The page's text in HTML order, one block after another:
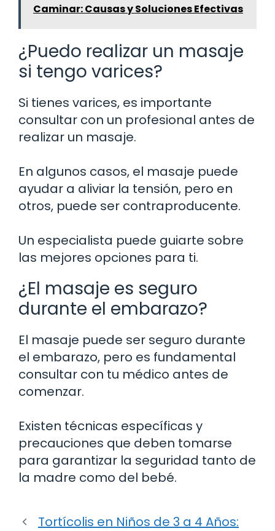
Caminar: Causas y Soluciones Efectivas
¿Puedo realizar un masaje
si tengo varices?
Si tienes varices, es importante
consultar con un profesional antes de
realizar un masaje.
En algunos casos, el masaje puede
ayudar a aliviar la tensión, pero en
otros, puede ser contraproducente.
Un especialista puede guiarte sobre
las mejores opciones para ti.
¿El masaje es seguro
durante el embarazo?
El masaje puede ser seguro durante
el embarazo, pero es fundamental
consultar con tu médico antes de
comenzar.
Existen técnicas específicas y
precauciones que deben tomarse
para garantizar la seguridad tanto de
la madre como del bebé.
Tortícolis en Niños de 3 a 4 Años: